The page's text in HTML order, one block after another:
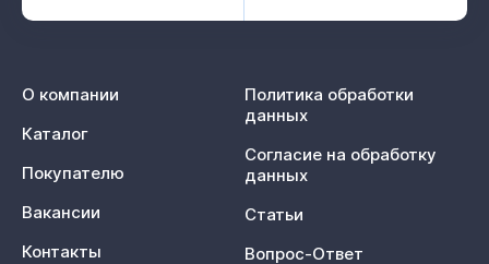
О компании
Каталог
Покупателю
Вакансии
Контакты
Политика обработки
данных
Согласие на обработку
данных
Статьи
Вопрос-Ответ